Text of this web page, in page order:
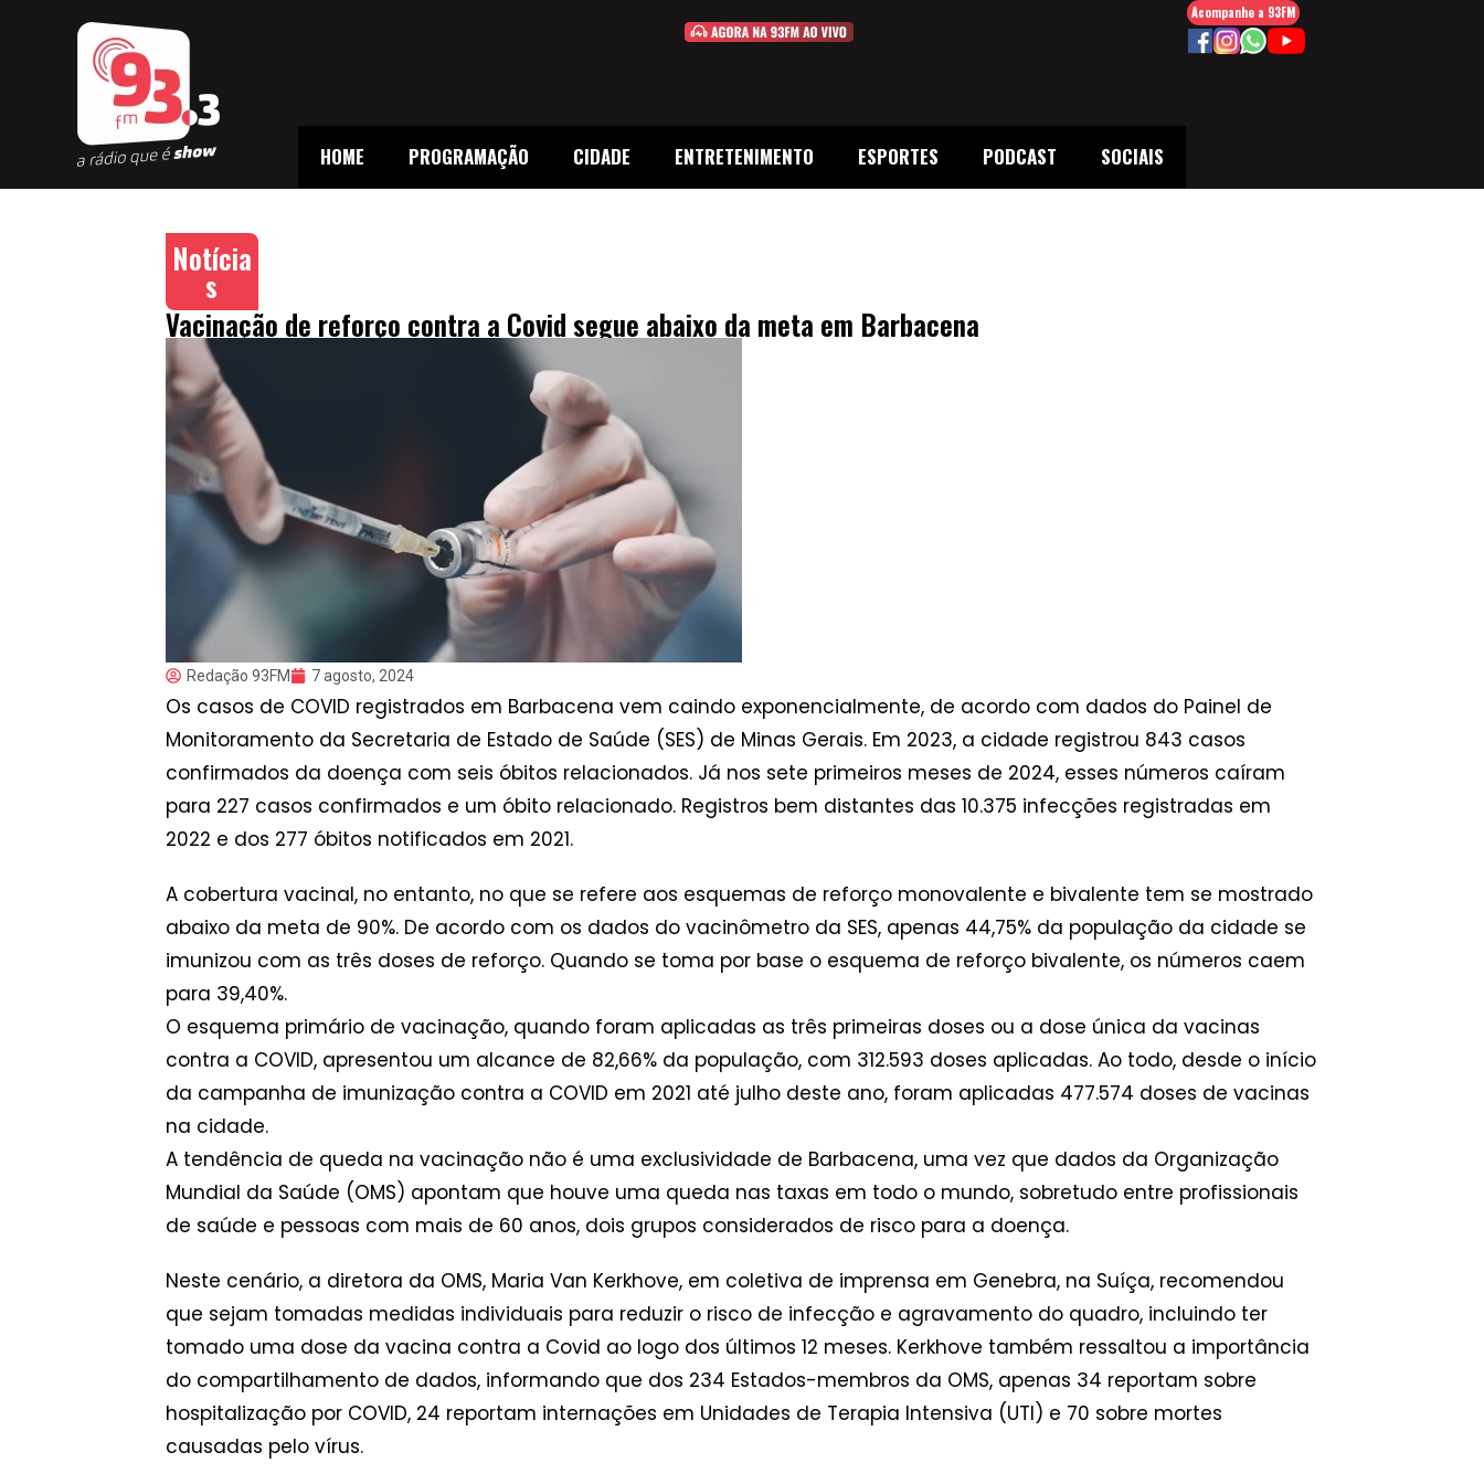
HOME PROGRAMAÇÃO CIDADE ENTRETENIMENTO ESPORTES PODCAST SOCIAIS
Acompanhe a 93FM
Notícia
s
Vacinação de reforço contra a Covid segue abaixo da meta em Barbacena
Redação 93FM 7 agosto, 2024
Os casos de COVID registrados em Barbacena vem caindo exponencialmente, de acordo com dados do Painel de
Monitoramento da Secretaria de Estado de Saúde (SES) de Minas Gerais. Em 2023, a cidade registrou 843 casos
confirmados da doença com seis óbitos relacionados. Já nos sete primeiros meses de 2024, esses números caíram
para 227 casos confirmados e um óbito relacionado. Registros bem distantes das 10.375 infecções registradas em
2022 e dos 277 óbitos notificados em 2021.
A cobertura vacinal, no entanto, no que se refere aos esquemas de reforço monovalente e bivalente tem se mostrado
abaixo da meta de 90%. De acordo com os dados do vacinômetro da SES, apenas 44,75% da população da cidade se
imunizou com as três doses de reforço. Quando se toma por base o esquema de reforço bivalente, os números caem
para 39,40%.
O esquema primário de vacinação, quando foram aplicadas as três primeiras doses ou a dose única da vacinas
contra a COVID, apresentou um alcance de 82,66% da população, com 312.593 doses aplicadas. Ao todo, desde o início
da campanha de imunização contra a COVID em 2021 até julho deste ano, foram aplicadas 477.574 doses de vacinas
na cidade.
A tendência de queda na vacinação não é uma exclusividade de Barbacena, uma vez que dados da Organização
Mundial da Saúde (OMS) apontam que houve uma queda nas taxas em todo o mundo, sobretudo entre profissionais
de saúde e pessoas com mais de 60 anos, dois grupos considerados de risco para a doença.
Neste cenário, a diretora da OMS, Maria Van Kerkhove, em coletiva de imprensa em Genebra, na Suíça, recomendou
que sejam tomadas medidas individuais para reduzir o risco de infecção e agravamento do quadro, incluindo ter
tomado uma dose da vacina contra a Covid ao logo dos últimos 12 meses. Kerkhove também ressaltou a importância
do compartilhamento de dados, informando que dos 234 Estados-membros da OMS, apenas 34 reportam sobre
hospitalização por COVID, 24 reportam internações em Unidades de Terapia Intensiva (UTI) e 70 sobre mortes
causadas pelo vírus.